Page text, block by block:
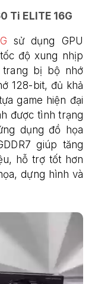
Ti ELITE 16G
sử dụng GPU
độ xung nhịp
trang bị bộ nhớ
128-bit, đủ khả
game hiện đại
được tình trạng
dụng đồ họa
giúp tăng
hỗ trợ tốt hơn
dựng hình và